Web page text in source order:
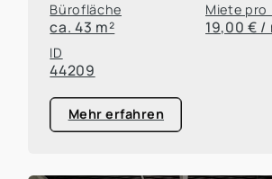
Bürofläche
ca. 43 m²
Miete pro
19,00 € /
ID
44209
Mehr erfahren